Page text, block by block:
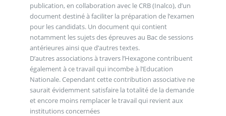
publication, en collaboration avec le CRB (Inalco), d’un
document destiné à faciliter la préparation de l’examen
pour les candidats. Un document qui contient
notamment les sujets des épreuves au Bac de sessions
antérieures ainsi que d’autres textes.
D’autres associations à travers l’Hexagone contribuent
également à ce travail qui incombe à l’Education
Nationale. Cependant cette contribution associative ne
saurait évidemment satisfaire la totalité de la demande
et encore moins remplacer le travail qui revient aux
institutions concernées